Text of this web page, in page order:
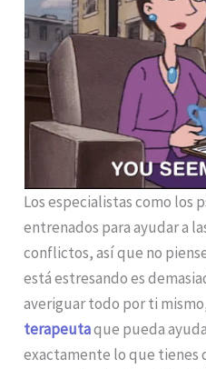
Los especialistas como los
entrenados para ayudar a
conflictos, así que no
está estresando es
averiguar todo por ti
terapeutaque pueda
exactamente lo que tienes